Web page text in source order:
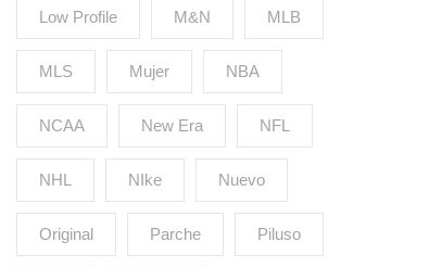
Low Profile M&N MLB
MLS Mujer NBA
NCAA New Era NFL
NHL NIke Nuevo
Original Parche Piluso